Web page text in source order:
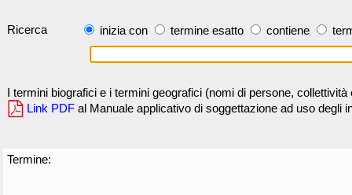
Ricerca inizia con termine esatto contiene
I termini biografici e i termini geografici (nomi di persone,
Link PDF al Manuale applicativo di soggettazione ad uso degli
Termine: